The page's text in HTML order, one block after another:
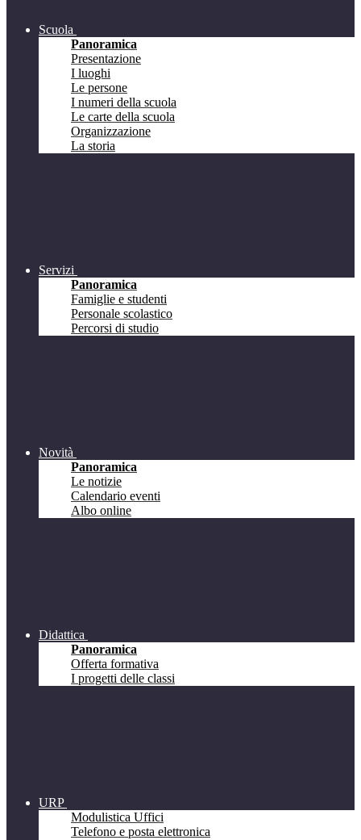
Scuola
Panoramica
Presentazione
I luoghi
Le persone
I numeri della scuola
Le carte della scuola
Organizzazione
La storia
Servizi
Panoramica
Famiglie e studenti
Personale scolastico
Percorsi di studio
Novità
Panoramica
Le notizie
Calendario eventi
Albo online
Didattica
Panoramica
Offerta formativa
I progetti delle classi
URP
Modulistica Uffici
Telefono e posta elettronica